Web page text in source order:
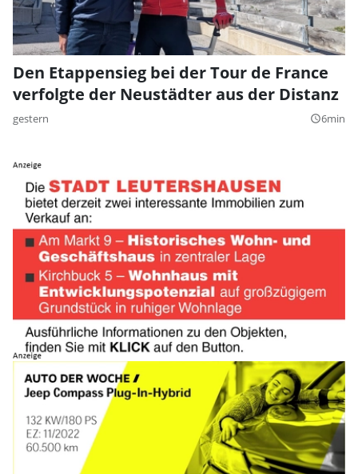
Den Etappensieg bei der Tour de France
verfolgte der Neustädter aus der Distanz
gestern query_builder6min